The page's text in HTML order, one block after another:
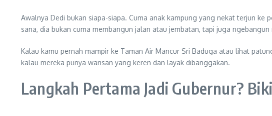
Awalnya Dedi bukan siapa-siapa. Cuma anak kampung yang nekat terjun
sana, dia bukan cuma membangun jalan atau jembatan, tapi juga
Kalau kamu pernah mampir ke Taman Air Mancur Sri Baduga atau lihat
kalau mereka punya warisan yang keren dan layak dibanggakan.
Langkah Pertama Jadi Gubernur?